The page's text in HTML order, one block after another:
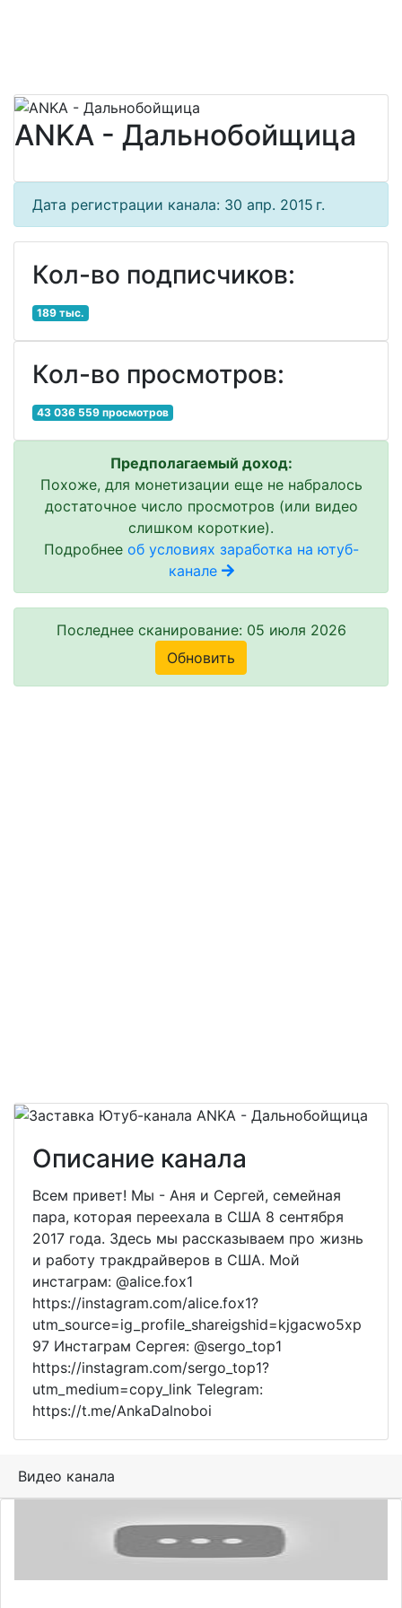
ANKA - Дальнобойщица
Дата регистрации канала: 30 апр. 2015 г.
Кол-во подписчиков:
189 тыс.
Кол-во просмотров:
43 036 559 просмотров
Предполагаемый доход:
Похоже, для монетизации еще не набралось
достаточное число просмотров (или видео
слишком короткие).
Подробнее об условиях заработка на ютуб-
канале
Последнее сканирование: 05 июля 2026
Обновить
Описание канала
Всем привет! Мы - Аня и Сергей, семейная
пара, которая переехала в США 8 сентября
2017 года. Здесь мы рассказываем про жизнь
и работу тракдрайверов в США. Мой
инстаграм: @alice.fox1
https://instagram.com/alice.fox1?
utm_source=ig_profile_shareigshid=kjgacwo5xp
97 Инстаграм Сергея: @sergo_top1
https://instagram.com/sergo_top1?
utm_medium=copy_link Telegram:
https://t.me/AnkaDalnoboi
Видео канала